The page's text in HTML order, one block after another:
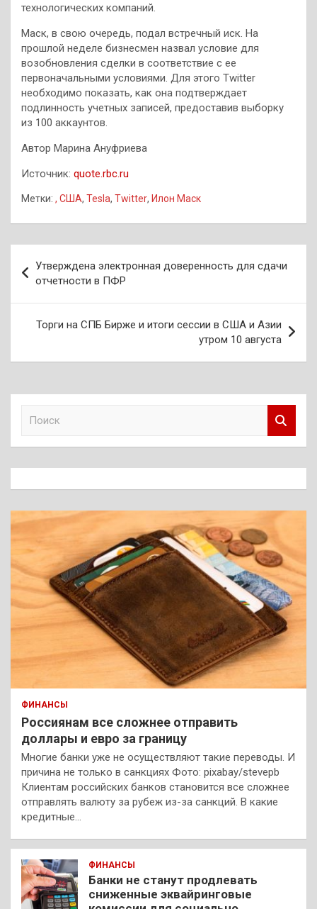
технологических компаний.
Маск, в свою очередь, подал встречный иск. На
прошлой неделе бизнесмен назвал условие для
возобновления сделки в соответствие с ее
первоначальными условиями. Для этого Twitter
необходимо показать, как она подтверждает
подлинность учетных записей, предоставив выборку
из 100 аккаунтов.
Автор Марина Ануфриева
Источник: quote.rbc.ru
Метки: , США, Tesla, Twitter, Илон Маск
по
записям
Утверждена электронная доверенность для сдачи
отчетности в ПФР
Торги на СПБ Бирже и итоги сессии в США и Азии
утром 10 августа
к
ФИНАНСЫ
Россиянам все сложнее отправить
доллары и евро за границу
Многие банки уже не осуществляют такие переводы. И
причина не только в санкциях Фото: pixabay/stevepb
Клиентам российских банков становится все сложнее
отправлять валюту за рубеж из-за санкций. В какие
кредитные…
ФИНАНСЫ
Банки не станут продлевать
сниженные эквайринговые